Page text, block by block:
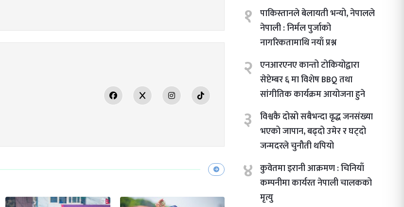
१ पाकिस्तानले बेलायती भन्यो, नेपालले
नेपाली : निर्मल पुर्जाको
नागरिकतामाथि नयाँ प्रश्न
२ एनआरएनए कान्तो टोकियोद्वारा
सेप्टेम्बर ६ मा विशेष BBQ तथा
सांगीतिक कार्यक्रम आयोजना हुने
३ विश्वकै दोस्रो सबैभन्दा वृद्ध जनसंख्या
भएको जापान, बढ्दो उमेर र घट्दो
जन्मदरले चुनौती थपियो
४ कुवेतमा इरानी आक्रमण : चिनियाँ
कम्पनीमा कार्यरत नेपाली चालकको
मृत्यु